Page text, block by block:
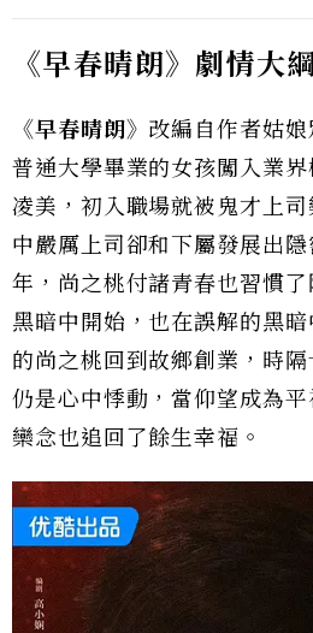
《早春晴朗》劇情大
《早春晴朗》 改編自作者姑
普通大學畢業的女孩闖入業
凌美，初入職場就被鬼才上
中嚴厲上司卻和下屬發展出
年，尚之桃付諸青春也習慣
黑暗中開始，也在誤解的黑
的尚之桃回到故鄉創業，時
仍是心中悸動，當仰望成為平
欒念也追回了餘生幸福。